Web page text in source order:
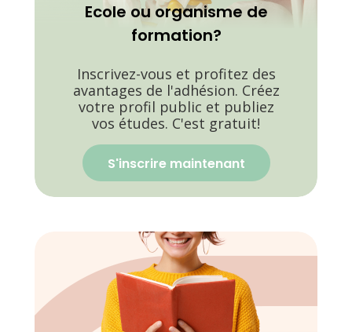
Ecole ou organisme de
formation?
Inscrivez-vous et profitez des
avantages de l'adhésion. Créez
votre profil public et publiez
vos études. C'est gratuit!
S'inscrire maintenant